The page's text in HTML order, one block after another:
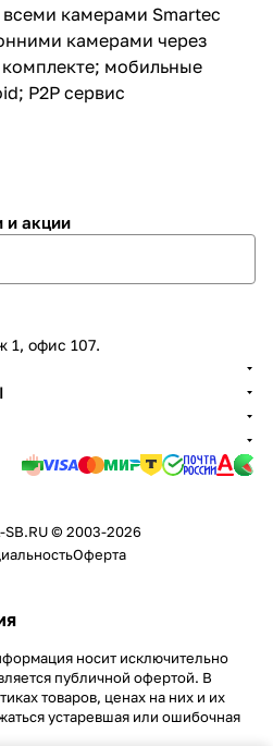
камерами Smartec
камерами через
мобильные
P2P сервис
и акции
1, офис 107.
SB.RU © 2003-2026
Оферта
носит исключительно
публичной офертой. В
товаров, ценах на них и их
устаревшая или ошибочная